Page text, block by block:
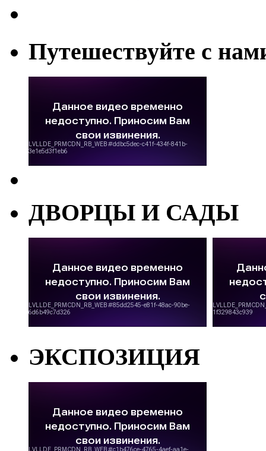
Путешествуйте с
ДВОРЦЫ И САДЫ
ЭКСПОЗИЦИЯ